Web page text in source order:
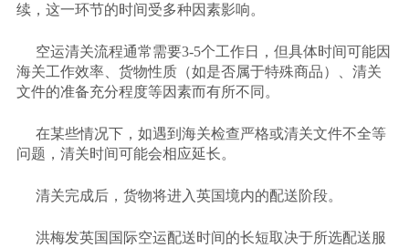
续，这一环节的时间受多种因素影响。
空运清关流程通常需要3-5个工作日，但具体时间可能因
海关工作效率、货物性质（如是否属于特殊商品）、清关
文件的准备充分程度等因素而有所不同。
在某些情况下，如遇到海关检查严格或清关文件不全等
问题，清关时间可能会相应延长。
清关完成后，货物将进入英国境内的配送阶段。
洪梅发英国国际空运配送时间的长短取决于所选配送服